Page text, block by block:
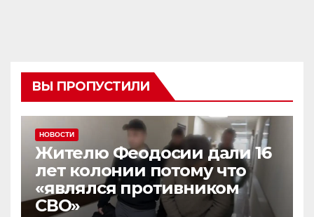
ВЫ ПРОПУСТИЛИ
НОВОСТИ
Жителю Феодосии дали 16
лет колонии потому что
«являлся противником
СВО»